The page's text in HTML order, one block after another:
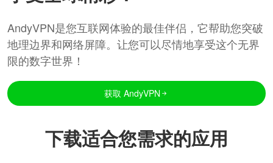
AndyVPN是您互联网体验的最佳伴侣，它帮助您突破
地理边界和网络屏障。让您可以尽情地享受这个无界
限的数字世界！
获取 AndyVPN
下载适合您需求的应用